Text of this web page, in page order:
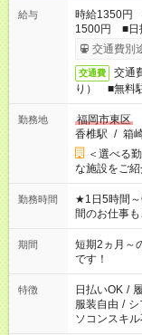
給与
時給1350円
1500円 ■日
交通費別
交通費
交通
り） ■無料
勤務地
福岡市東区
香椎駅 / 箱
＜選べる
な施設をご紹
勤務時間
★1日5時間～
間のお仕事
家庭の都合
※週最低15時
期間
短期2ヵ月～
です！
特徴 日払いOK /
服装自由 / シ
ソコンスキ